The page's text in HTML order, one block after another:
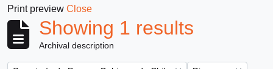
Print preview Close
Showing 1 results
Archival description